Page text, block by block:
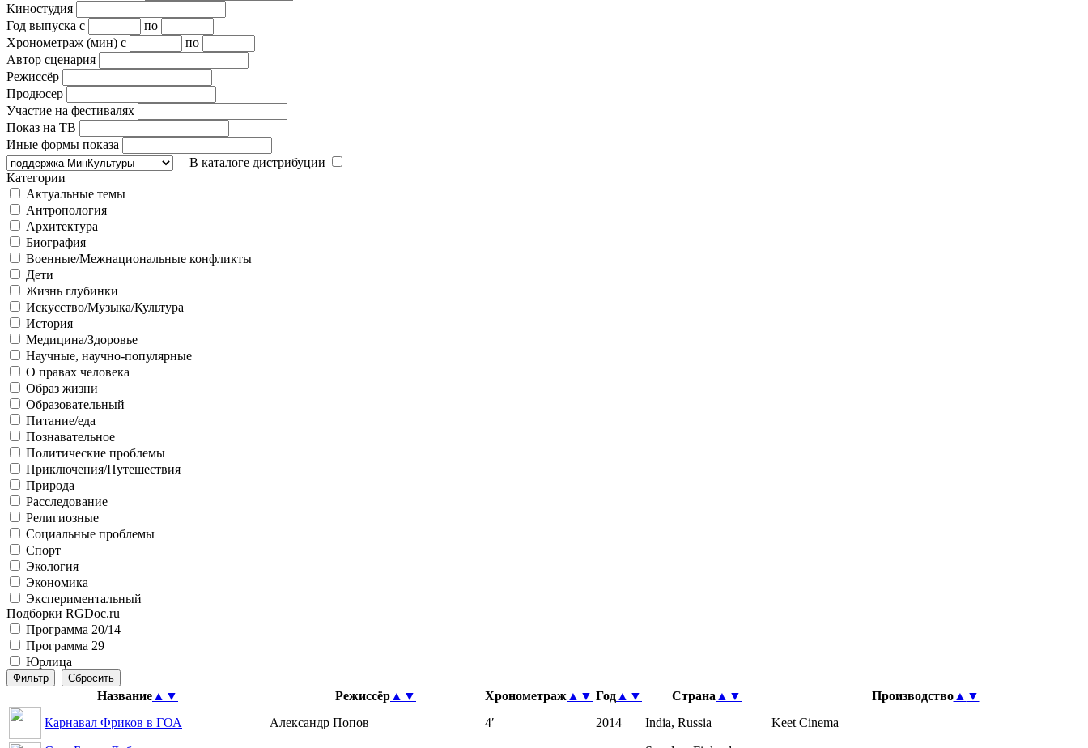
Киностудия
Год выпуска с
по
Хронометраж (мин) с
по
Автор сценария
Режиссёр
Продюсер
Участие на фестивалях
Показ на ТВ
Иные формы показа
В каталоге дистрибуции
Категории
Актуальные темы
Антропология
Архитектура
Биография
Военные/Межнациональные конфликты
Дети
Жизнь глубинки
Искусство/Музыка/Культура
История
Медицина/Здоровье
Научные, научно-популярные
О правах человека
Образ жизни
Образовательный
Питание/еда
Познавательное
Политические проблемы
Приключения/Путешествия
Природа
Расследование
Религиозные
Социальные проблемы
Спорт
Экология
Экономика
Экспериментальный
Подборки RGDoc.ru
Программа 20/14
Программа 29
Юрлица
Название ▲ ▼ Режиссёр ▲ ▼ Хронометраж ▲ ▼ Год ▲ ▼ Страна ▲ ▼ Производство▲ ▼
Карнавал Фриков в ГОА
Александр Попов 4′ 2014 India, Russia Keet Cinema